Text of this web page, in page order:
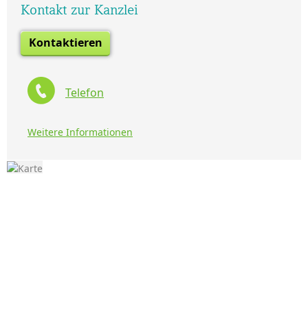
Kontakt zur Kanzlei
Kontaktieren
Telefon
Weitere Informationen